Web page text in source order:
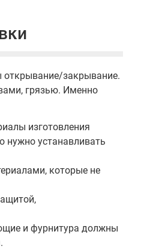
открывание/закрывание.
грязью. Именно
изготовления
нужно устанавливать
которые не
и фурнитура должны